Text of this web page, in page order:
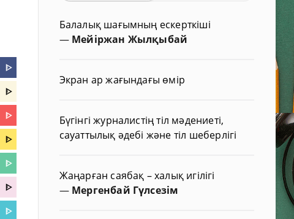
ᐈ
ᐈ
ᐈ
ᐈ
ᐈ
ᐈ
ᐈ
Балалық шағымның ескерткіші
— Мейіржан Жылқыбай
Экран ар жағындағы өмір
Бүгінгі журналистің тіл мәдениеті,
сауаттылық әдебі және тіл шеберлігі
Жаңарған саябақ – халық игілігі
— Мергенбай Гүлсезім